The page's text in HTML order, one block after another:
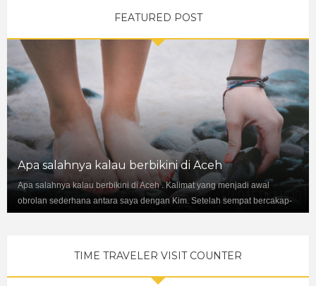
FEATURED POST
Apa salahnya kalau berbikini di Aceh
Apa salahnya kalau berbikini di Aceh . Kalimat yang menjadi awal
obrolan sederhana antara saya dengan Kim. Setelah sempat bercakap-
TIME TRAVELER VISIT COUNTER